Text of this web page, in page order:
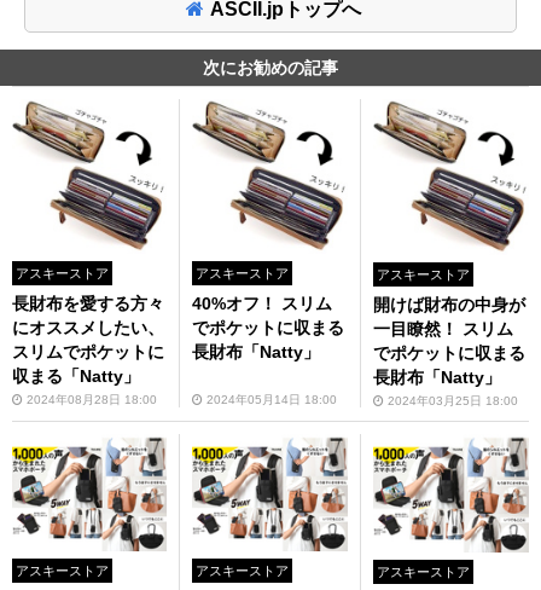
ASCII.jpトップへ
次にお勧めの記事
アスキーストア
長財布を愛する方々
にオススメしたい、
スリムでポケットに
収まる「Natty」
2024年08月28日 18:00
アスキーストア
40%オフ！ スリム
でポケットに収まる
長財布「Natty」
2024年05月14日 18:00
アスキーストア
開けば財布の中身が
一目瞭然！ スリム
でポケットに収まる
長財布「Natty」
2024年03月25日 18:00
アスキーストア アスキーストア アスキーストア